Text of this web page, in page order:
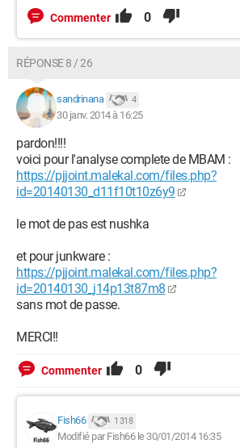
Commenter 0
RÉPONSE 8 / 26
sandrinana 4
30 janv. 2014 à 16:25
pardon!!!!
voici pour l'analyse complete de MBAM :
https://pjjoint.malekal.com/files.php?
id=20140130_d11f10t10z6y9
le mot de pas est nushka
et pour junkware :
https://pjjoint.malekal.com/files.php?
id=20140130_j14p13t87m8
sans mot de passe.
MERCI!!
Commenter 0
Fish66 1 318
Modifié par Fish66 le 30/01/2014 16:35